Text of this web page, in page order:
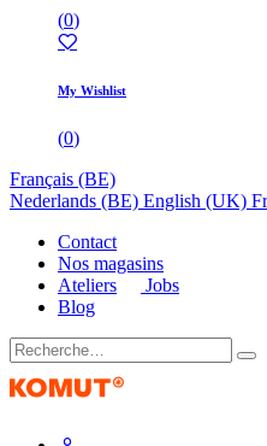
(0)
My Wishlist
(0)
Français (BE)
Nederlands (BE) English (UK)
Contact
Nos magasins
Ateliers
Jobs
Blog